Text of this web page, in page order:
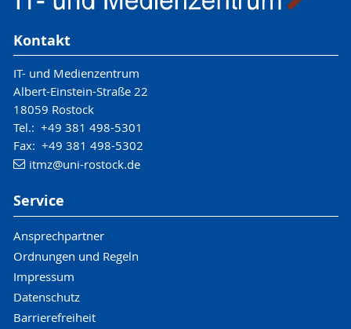
Kontakt
IT- und Medienzentrum
Albert-Einstein-Straße 22
18059 Rostock
Tel.: +49 381 498-5301
Fax: +49 381 498-5302
itmz@uni-rostock.de
Service
Ansprechpartner
Ordnungen und Regeln
Impressum
Datenschutz
Barrierefreiheit